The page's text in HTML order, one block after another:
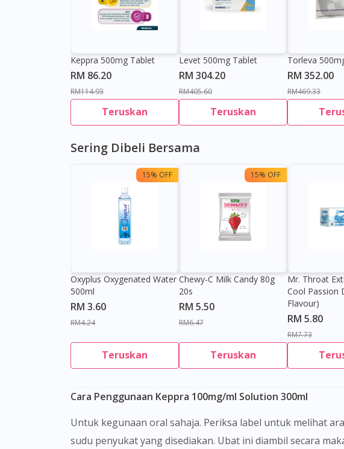
Keppra 500mg Tablet
RM 86.20
RM114.93
Teruskan
Levet 500mg Tablet
RM 304.20
RM405.60
Teruskan
Torleva
RM 352.00
RM469.33
Sering Dibeli Bersama
15% OFF
Oxyplus Oxygenated Water
500ml
RM 3.60
RM4.24
Teruskan
15% OFF
Chewy-C Milk Candy 80g
20s
RM 5.50
RM6.47
Teruskan
Mr. Throat
Cool Passion
Flavour)
RM 5.80
RM7.73
Cara Penggunaan Keppra 100mg/ml Solution 300ml
Untuk kegunaan oral sahaja. Periksa label untuk melihat arahan sebelum menggunakan ubat ini. Goncang sebelum guna. Sukat menggunakan
sudu penyukat yang disediakan. Ubat ini diambil secara